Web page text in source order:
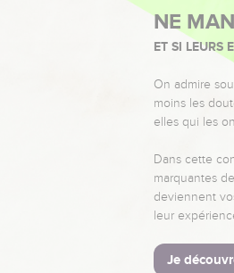
NE
ET SI LEURS
On admire
moins les
elles qui les
Dans cette
marquantes
deviennent
leur
Je